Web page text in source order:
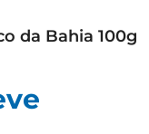
da Bahia 100g